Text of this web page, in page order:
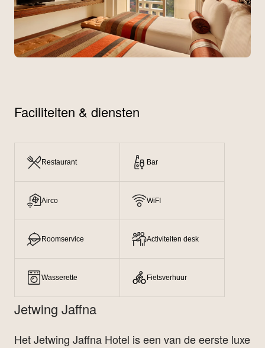
Jetwing Jaffna
Het Jetwing Jaffna Hotel is een van de eerste luxe
Faciliteiten & diensten
Restaurant Bar
Airco WiFI
Roomservice Activiteiten desk
Wasserette Fietsverhuur